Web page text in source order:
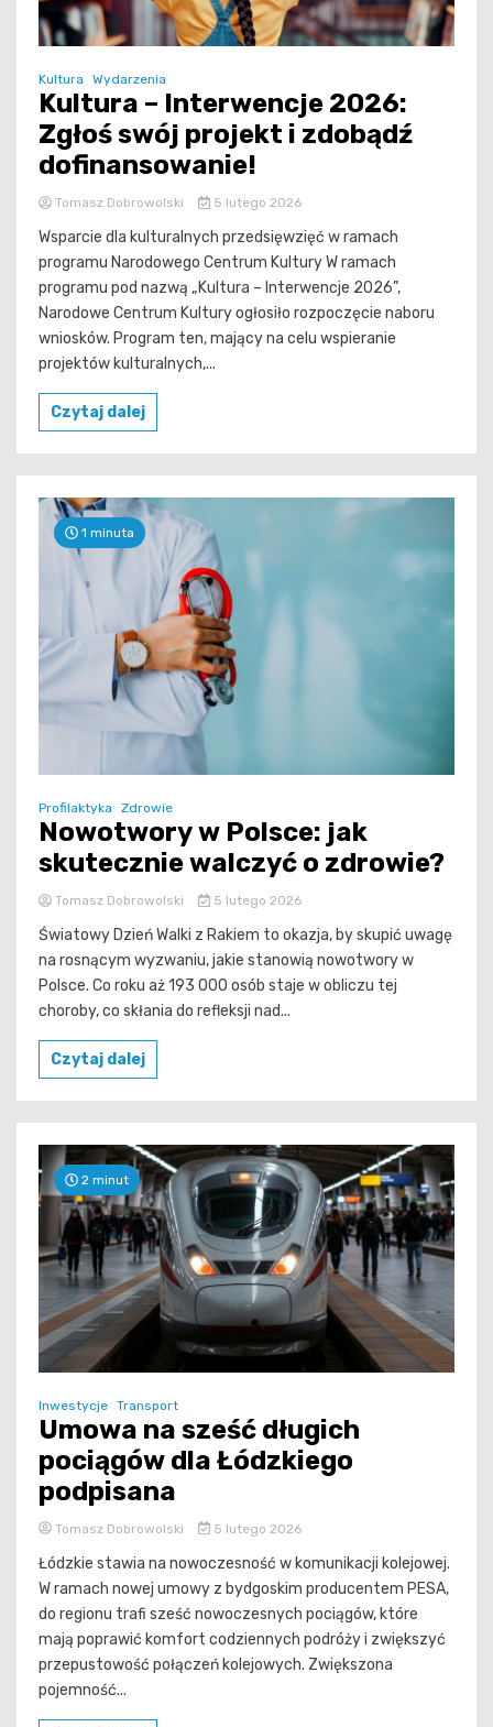
Kultura Wydarzenia
Kultura – Interwencje 2026:
Zgłoś swój projekt i zdobądź
dofinansowanie!
Tomasz Dobrowolski 5 lutego 2026
Wsparcie dla kulturalnych przedsięwzięć w ramach
programu Narodowego Centrum Kultury W ramach
programu pod nazwą „Kultura – Interwencje 2026”,
Narodowe Centrum Kultury ogłosiło rozpoczęcie naboru
wniosków. Program ten, mający na celu wspieranie
projektów kulturalnych,...
Czytaj dalej
1 minuta
Profilaktyka Zdrowie
Nowotwory w Polsce: jak
skutecznie walczyć o zdrowie?
Tomasz Dobrowolski 5 lutego 2026
Światowy Dzień Walki z Rakiem to okazja, by skupić uwagę
na rosnącym wyzwaniu, jakie stanowią nowotwory w
Polsce. Co roku aż 193 000 osób staje w obliczu tej
choroby, co skłania do refleksji nad...
Czytaj dalej
2 minut
Inwestycje Transport
Umowa na sześć długich
pociągów dla Łódzkiego
podpisana
Tomasz Dobrowolski 5 lutego 2026
Łódzkie stawia na nowoczesność w komunikacji kolejowej.
W ramach nowej umowy z bydgoskim producentem PESA,
do regionu trafi sześć nowoczesnych pociągów, które
mają poprawić komfort codziennych podróży i zwiększyć
przepustowość połączeń kolejowych. Zwiększona
pojemność...